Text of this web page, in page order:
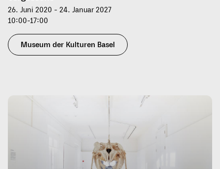
26. Juni 2020 - 24. Januar 2027
10:00-17:00
Museum der Kulturen Basel